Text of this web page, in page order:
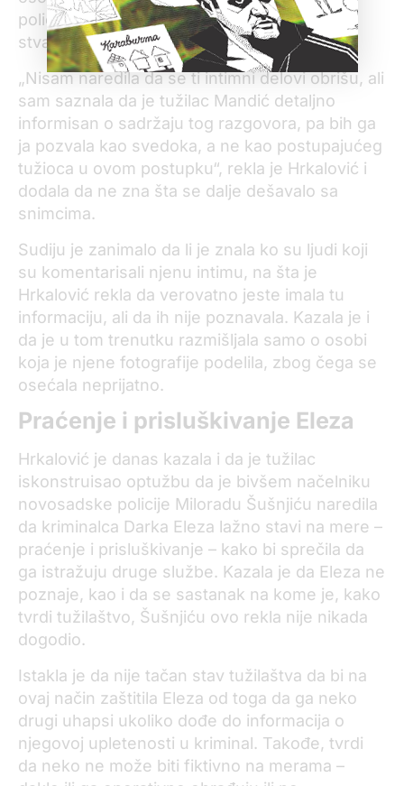
policiji da se u transkripte ne beleže intimne
stvari i da se one ne dostavljaju tužiocu.
„Nisam naredila da se ti intimni delovi obrišu, ali
sam saznala da je tužilac Mandić detaljno
informisan o sadržaju tog razgovora, pa bih ga
ja pozvala kao svedoka, a ne kao postupajućeg
tužioca u ovom postupku“, rekla je Hrkalović i
dodala da ne zna šta se dalje dešavalo sa
snimcima.
Sudiju je zanimalo da li je znala ko su ljudi koji
su komentarisali njenu intimu, na šta je
Hrkalović rekla da verovatno jeste imala tu
informaciju, ali da ih nije poznavala. Kazala je i
da je u tom trenutku razmišljala samo o osobi
koja je njene fotografije podelila, zbog čega se
osećala neprijatno.
Praćenje i prisluškivanje Eleza
Hrkalović je danas kazala i da je tužilac
iskonstruisao optužbu da je bivšem načelniku
novosadske policije Miloradu Šušnjiću naredila
da kriminalca Darka Eleza lažno stavi na mere –
praćenje i prisluškivanje – kako bi sprečila da
ga istražuju druge službe. Kazala je da Eleza ne
poznaje, kao i da se sastanak na kome je, kako
tvrdi tužilaštvo, Šušnjiću ovo rekla nije nikada
dogodio.
Istakla je da nije tačan stav tužilaštva da bi na
ovaj način zaštitila Eleza od toga da ga neko
drugi uhapsi ukoliko dođe do informacija o
njegovoj upletenosti u kriminal. Takođe, tvrdi
da neko ne može biti fiktivno na merama –